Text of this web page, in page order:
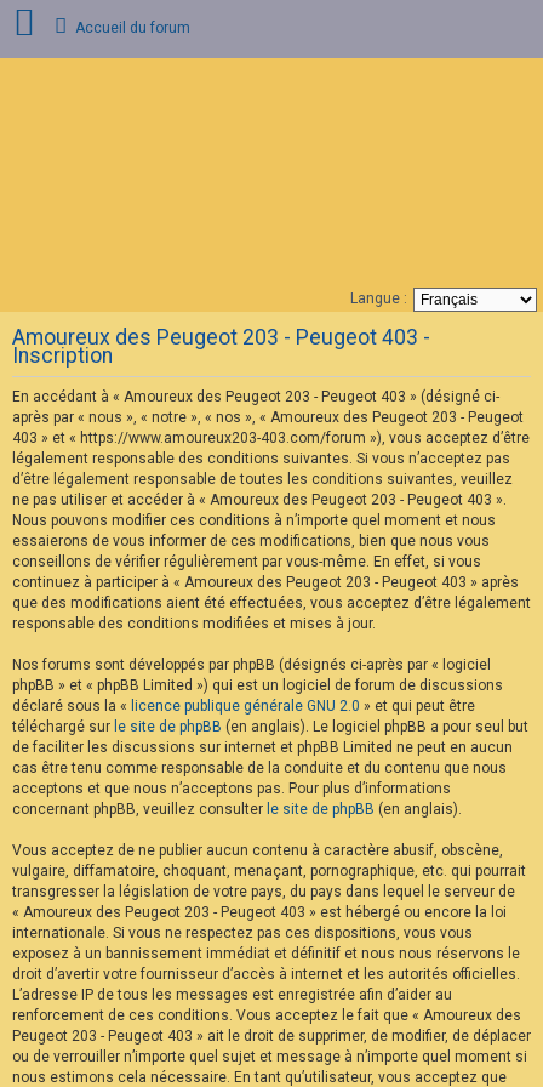
A
Q
Accueil du forum
Langue :
Amoureux des Peugeot 203 - Peugeot 403 -
Inscription
En accédant à « Amoureux des Peugeot 203 - Peugeot 403 » (désigné ci-
après par « nous », « notre », « nos », « Amoureux des Peugeot 203 - Peugeot
403 » et « https://www.amoureux203-403.com/forum »), vous acceptez d’être
légalement responsable des conditions suivantes. Si vous n’acceptez pas
d’être légalement responsable de toutes les conditions suivantes, veuillez
ne pas utiliser et accéder à « Amoureux des Peugeot 203 - Peugeot 403 ».
Nous pouvons modifier ces conditions à n’importe quel moment et nous
essaierons de vous informer de ces modifications, bien que nous vous
conseillons de vérifier régulièrement par vous-même. En effet, si vous
continuez à participer à « Amoureux des Peugeot 203 - Peugeot 403 » après
que des modifications aient été effectuées, vous acceptez d’être légalement
responsable des conditions modifiées et mises à jour.
Nos forums sont développés par phpBB (désignés ci-après par « logiciel
phpBB » et « phpBB Limited ») qui est un logiciel de forum de discussions
déclaré sous la « licence publique générale GNU 2.0 » et qui peut être
téléchargé sur le site de phpBB (en anglais). Le logiciel phpBB a pour seul but
de faciliter les discussions sur internet et phpBB Limited ne peut en aucun
cas être tenu comme responsable de la conduite et du contenu que nous
acceptons et que nous n’acceptons pas. Pour plus d’informations
concernant phpBB, veuillez consulter le site de phpBB (en anglais).
Vous acceptez de ne publier aucun contenu à caractère abusif, obscène,
vulgaire, diffamatoire, choquant, menaçant, pornographique, etc. qui pourrait
transgresser la législation de votre pays, du pays dans lequel le serveur de
« Amoureux des Peugeot 203 - Peugeot 403 » est hébergé ou encore la loi
internationale. Si vous ne respectez pas ces dispositions, vous vous
exposez à un bannissement immédiat et définitif et nous nous réservons le
droit d’avertir votre fournisseur d’accès à internet et les autorités officielles.
L’adresse IP de tous les messages est enregistrée afin d’aider au
renforcement de ces conditions. Vous acceptez le fait que « Amoureux des
Peugeot 203 - Peugeot 403 » ait le droit de supprimer, de modifier, de déplacer
ou de verrouiller n’importe quel sujet et message à n’importe quel moment si
nous estimons cela nécessaire. En tant qu’utilisateur, vous acceptez que